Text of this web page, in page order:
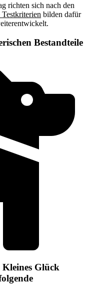
richten sich nach den
Testkriterien bilden dafür
Bestandteile
Glück